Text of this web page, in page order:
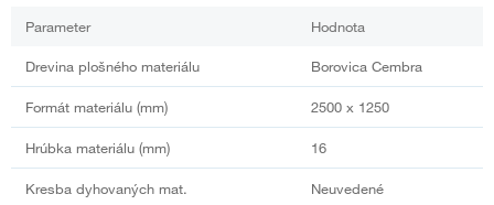
Parameter Hodnota
Drevina plošného materiálu Borovica Cembra
Formát materiálu (mm) 2500 x 1250
Hrúbka materiálu (mm) 16
Kresba dyhovaných mat. Neuvedené